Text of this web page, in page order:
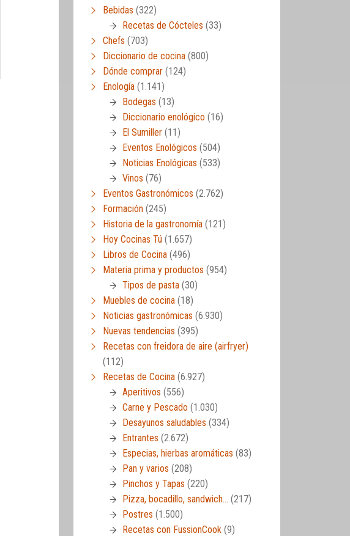
Bebidas (322)
Recetas de Cócteles (33)
Chefs (703)
Diccionario de cocina (800)
Dónde comprar (124)
Enología (1.141)
Bodegas (13)
Diccionario enológico (16)
El Sumiller (11)
Eventos Enológicos (504)
Noticias Enológicas (533)
Vinos (76)
Eventos Gastronómicos (2.762)
Formación (245)
Historia de la gastronomía (121)
Hoy Cocinas Tú (1.657)
Libros de Cocina (496)
Materia prima y productos (954)
Tipos de pasta (30)
Muebles de cocina (18)
Noticias gastronómicas (6.930)
Nuevas tendencias (395)
Recetas con freidora de aire (airfryer)
(112)
Recetas de Cocina (6.927)
Aperitivos (556)
Carne y Pescado (1.030)
Desayunos saludables (334)
Entrantes (2.672)
Especias, hierbas aromáticas (83)
Pan y varios (208)
Pinchos y Tapas (220)
Pizza, bocadillo, sandwich… (217)
Postres (1.500)
Recetas con FussionCook (9)